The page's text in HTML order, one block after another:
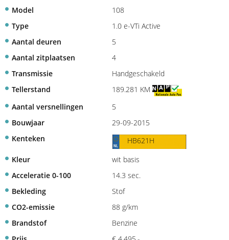
Model
108
Type
1.0 e-VTi Active
Aantal deuren
5
Aantal zitplaatsen
4
Transmissie
Handgeschakeld
Tellerstand
189.281 KM
Aantal versnellingen
5
Bouwjaar
29-09-2015
Kenteken
HB621H
Kleur
wit basis
Acceleratie 0-100
14.3 sec.
Bekleding
Stof
CO2-emissie
88 g/km
Brandstof
Benzine